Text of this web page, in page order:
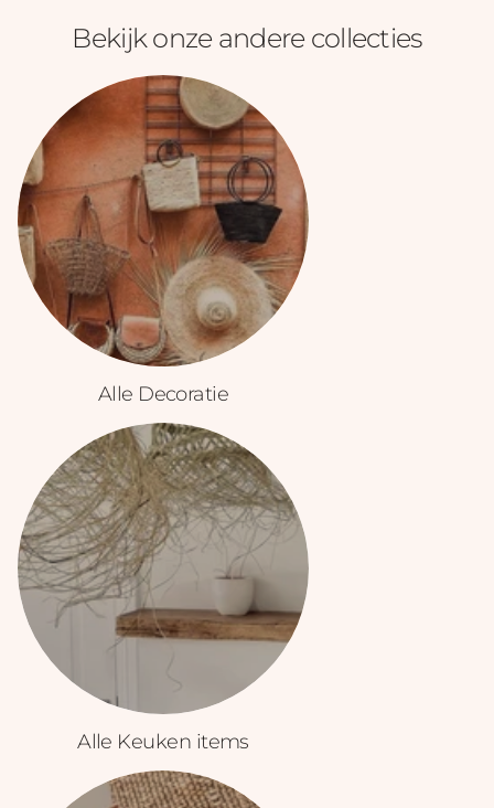
Bekijk onze andere collecties
Alle Decoratie
Alle Keuken items